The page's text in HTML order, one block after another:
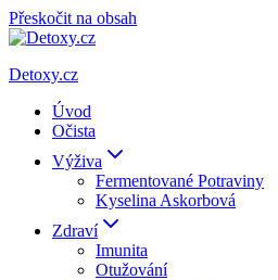
Přeskočit na obsah
Detoxy.cz
Úvod
Očista
Výživa
Fermentované Potraviny
Kyselina Askorbová
Zdraví
Imunita
Otužování